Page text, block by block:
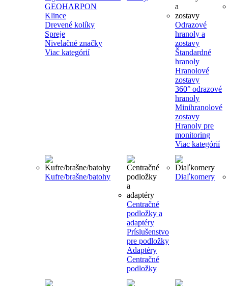
GEOHARPON
Klince
Drevené kolíky
Spreje
Nivelačné značky
Viac kategórií
Odrazové
hranoly a
zostavy
Štandardné
hranoly
Hranolové
zostavy
360° odrazové
hranoly
Minihranolové
zostavy
Hranoly pre
monitoring
Viac kategórií
Kufre/brašne/batohy
Centračné
podložky a
adaptéry
Príslušenstvo
pre podložky
Adaptéry
Centračné
podložky
Diaľkomery